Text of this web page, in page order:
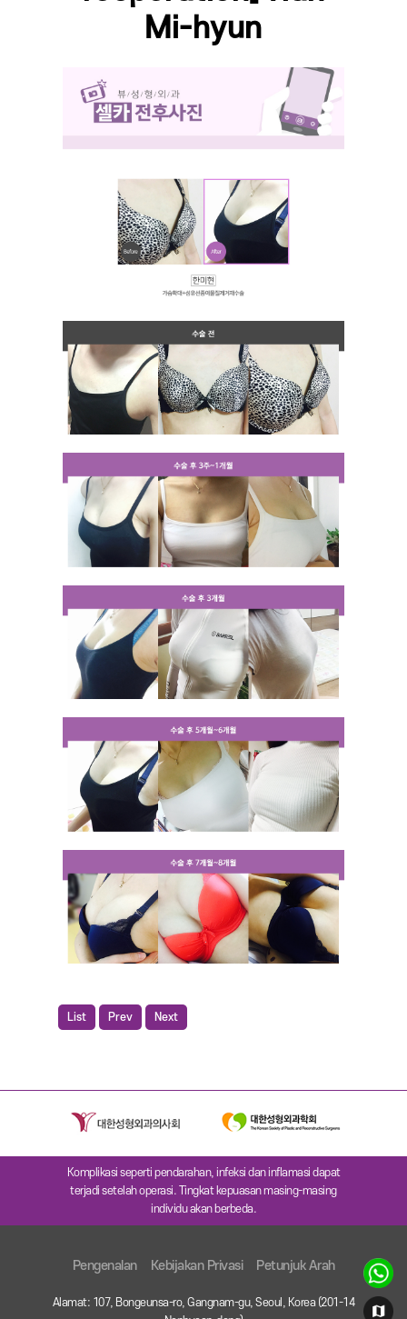
Mi-hyun
List Prev Next
Komplikasi seperti pendarahan, infeksi dan inflamasi dapat
terjadi setelah operasi. Tingkat kepuasan masing-masing
individu akan berbeda.
Pengenalan Kebijakan Privasi Petunjuk Arah
Alamat: 107, Bongeunsa-ro, Gangnam-gu, Seoul, Korea (201-14